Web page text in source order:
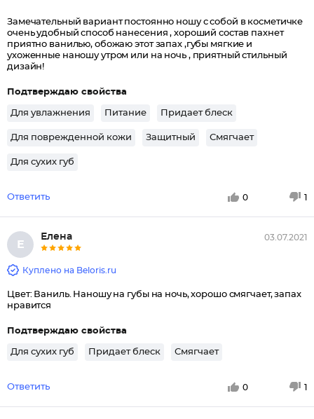
Замечательный вариант постоянно ношу с собой в косметичке
очень удобный способ нанесения , хороший состав пахнет
приятно ванилью, обожаю этот запах ,губы мягкие и
ухоженные наношу утром или на ночь , приятный стильный
дизайн!
Подтверждаю свойства
Для увлажнения Питание Придает блеск
Для поврежденной кожи Защитный Смягчает
Для сухих губ
Ответить 0 1
Е
Елена 03.07.2021
Куплено на Beloris.ru
Цвет: Ваниль. Наношу на губы на ночь, хорошо смягчает, запах
нравится
Подтверждаю свойства
Для сухих губ Придает блеск Смягчает
Ответить 0 1